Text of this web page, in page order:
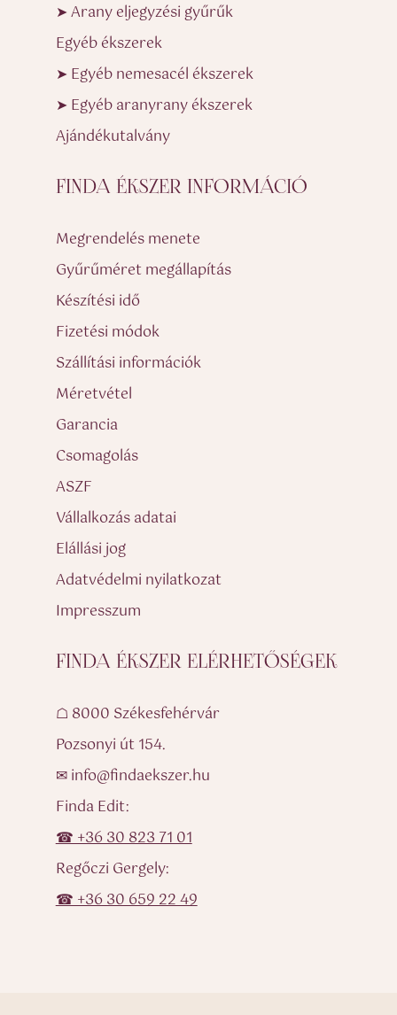
➤ Arany eljegyzési gyűrűk
Egyéb ékszerek
➤ Egyéb nemesacél ékszerek
➤ Egyéb aranyrany ékszerek
Ajándékutalvány
FINDA ÉKSZER INFORMÁCIÓ
Megrendelés menete
Gyűrűméret megállapítás
Készítési idő
Fizetési módok
Szállítási információk
Méretvétel
Garancia
Csomagolás
ASZF
Vállalkozás adatai
Elállási jog
Adatvédelmi nyilatkozat
Impresszum
FINDA ÉKSZER ELÉRHETŐSÉGEK
☖ 8000 Székesfehérvár
Pozsonyi út 154.
✉ info@findaekszer.hu
Finda Edit:
☎ +36 30 823 71 01
Regőczi Gergely:
☎ +36 30 659 22 49